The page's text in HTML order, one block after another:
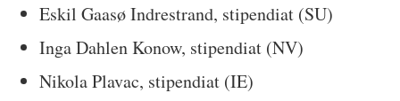
Eskil Gaasø Indrestrand, stipendiat (SU)
Inga Dahlen Konow, stipendiat (NV)
Nikola Plavac, stipendiat (IE)